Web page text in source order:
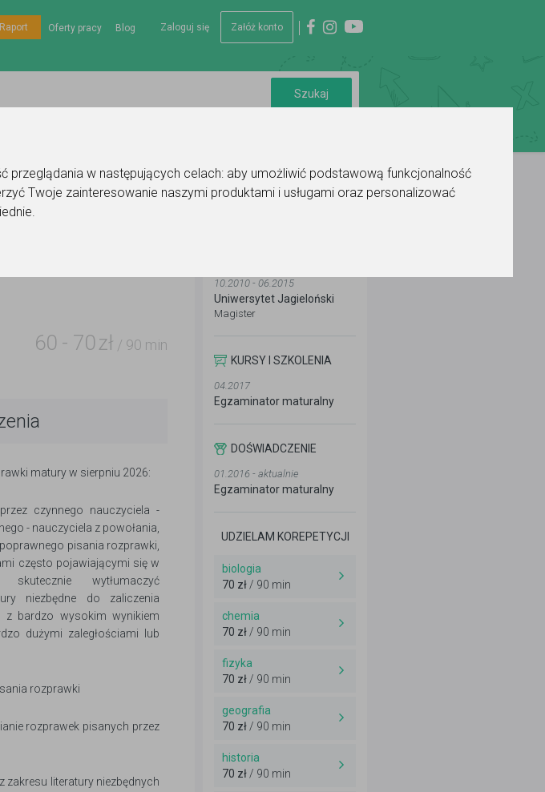
przeglądania w następujących celach: aby umożliwić podstawową funkcjonalność
Twoje zainteresowanie naszymi produktami i usługami oraz personalizować
.
Zaloguj się Załóż konto
Raport Oferty pracy Blog
60 - 70 zł / 90 min
matury w sierpniu 2026:
czynnego nauczyciela -
- nauczyciela z powołania,
pisania rozprawki,
często pojawiającymi się w
wytłumaczyć
niezbędne do zaliczenia
bardzo wysokim wynikiem
dużymi zaległościami lub
rozprawki
rozprawek pisanych przez
zakresu literatury niezbędnych
10.2010 - 06.2015
Uniwersytet Jagieloński
Magister
KURSY I SZKOLENIA
04.2017
Egzaminator maturalny
DOŚWIADCZENIE
01.2016 - aktualnie
Egzaminator maturalny
UDZIELAM KOREPETYCJI
biologia
70 zł / 90 min
chemia
70 zł / 90 min
fizyka
70 zł / 90 min
geografia
70 zł / 90 min
historia
70 zł / 90 min